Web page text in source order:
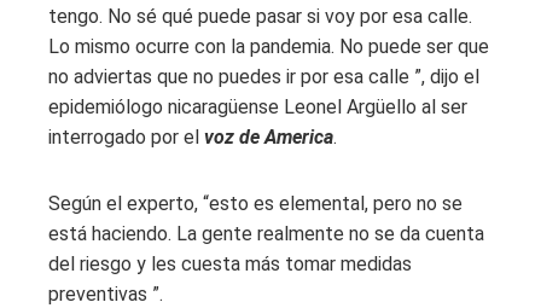
tengo. No sé qué puede pasar si voy por esa calle.
Lo mismo ocurre con la pandemia. No puede ser que
no adviertas que no puedes ir por esa calle ”, dijo el
epidemiólogo nicaragüense Leonel Argüello al ser
interrogado por el voz de America.
Según el experto, “esto es elemental, pero no se
está haciendo. La gente realmente no se da cuenta
del riesgo y les cuesta más tomar medidas
preventivas ”.